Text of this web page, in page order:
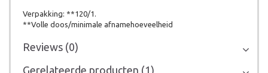
Verpakking: **120/1.
**Volle doos/minimale afnamehoeveelheid
Reviews (0)
Gerelateerde producten (1)